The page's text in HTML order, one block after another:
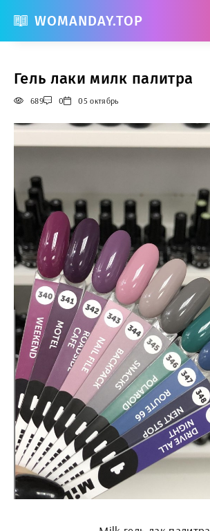
WOMANDAY.TOP
Гель лаки милк палитра
689 0 05 октябрь